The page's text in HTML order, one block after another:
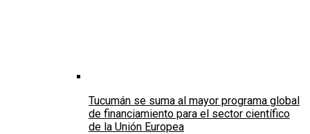
Tucumán se suma al mayor programa global
de financiamiento para el sector científico
de la Unión Europea